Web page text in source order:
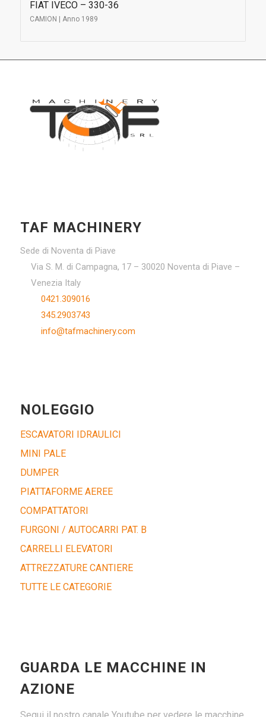
FIAT IVECO – 330-36
CAMION | Anno 1989
TAF MACHINERY
Sede di Noventa di Piave
Via S. M. di Campagna, 17 – 30020 Noventa di Piave –
Venezia Italy
0421.309016
345.2903743
info@tafmachinery.com
NOLEGGIO
ESCAVATORI IDRAULICI
MINI PALE
DUMPER
PIATTAFORME AEREE
COMPATTATORI
FURGONI / AUTOCARRI PAT. B
CARRELLI ELEVATORI
ATTREZZATURE CANTIERE
TUTTE LE CATEGORIE
GUARDA LE MACCHINE IN
AZIONE